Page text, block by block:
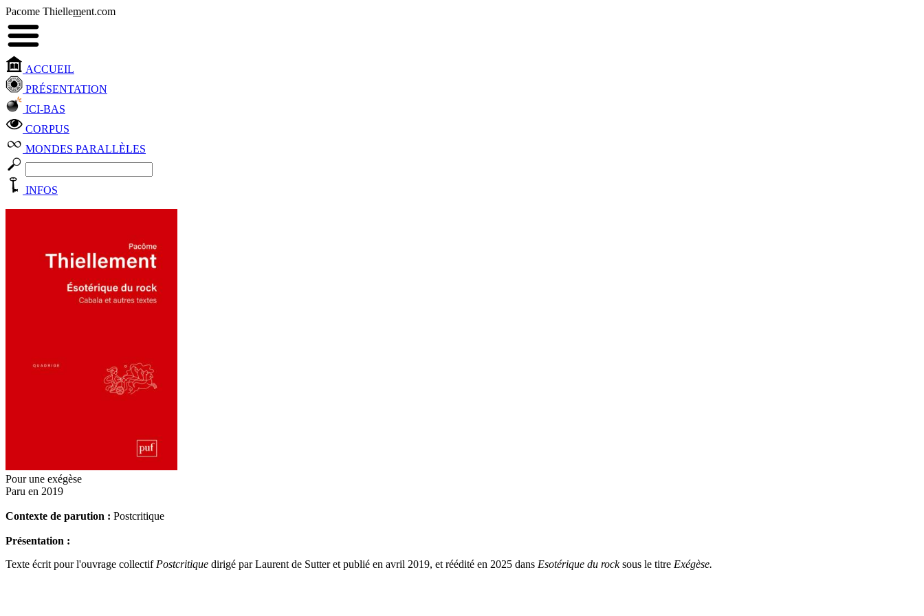
Pacome Thiellement.com
ACCUEIL
PRÉSENTATION
ICI-BAS
CORPUS
MONDES PARALLÈLES
INFOS
Pour une exégèse
Paru en 2019
Contexte de parution : Postcritique
Présentation :
Texte écrit pour l'ouvrage collectif Postcritique dirigé par Laurent de Sutter et publié en avril 2019, et réédité en 2025 dans Esotérique du rocksous le titre Exégèse.